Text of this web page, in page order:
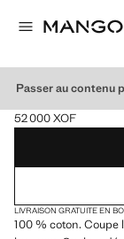
Passer au contenu
CARDIGAN
Prix actuel [52 000
52 000 XOF
Choisissez une
Couleur Jaune
Couleur Lilas
Couleur
LIVRAISON GRATUITE EN
100 % coton. Coupe